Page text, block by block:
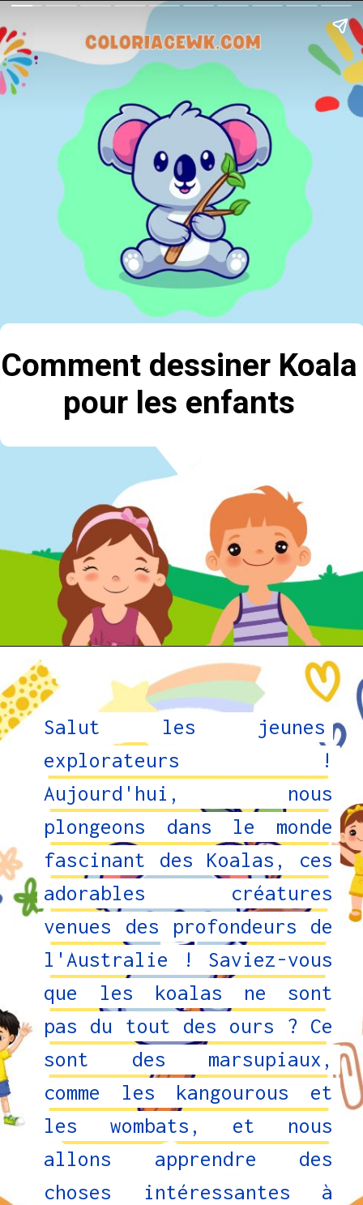
Comment dessiner Koala
pour les enfants
Salut les jeunes
explorateurs !
Aujourd'hui, nous
plongeons dans le monde
fascinant des Koalas, ces
adorables créatures
venues des profondeurs de
l'Australie ! Saviez-vous
que les koalas ne sont
pas du tout des ours ? Ce
sont des marsupiaux,
comme les kangourous et
les wombats, et nous
allons apprendre des
choses intéressantes à
Salut les jeunes
explorateurs !
Aujourd'hui, nous
plongeons dans le monde
fascinant des Koalas, ces
adorables créatures
venues des profondeurs de
l'Australie ! Saviez-vous
que les koalas ne sont
pas du tout des ours ? Ce
sont des marsupiaux,
comme les kangourous et
les wombats, et nous
allons apprendre des
choses intéressantes à